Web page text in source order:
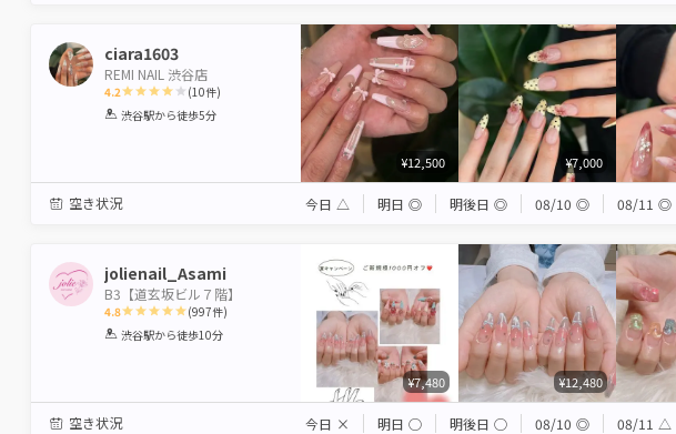
ciara1603
REMI NAIL 渋谷店
4.2
1 2 3 4 5
(10件)
渋谷駅から徒歩5分
¥12,500 ¥7,000
空き状況 今日 △ 明日 ◎ 明後日 ◎ 08/10 ◎ 08/11 ◎
jolienail_Asami
B3【道玄坂ビル７階】
4.8
1 2 3 4 5
(997件)
渋谷駅から徒歩10分
¥7,480 ¥12,480
空き状況 今日 × 明日 ◯ 明後日 ◯ 08/10 ◎ 08/11 △